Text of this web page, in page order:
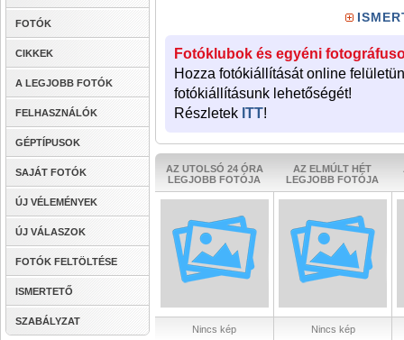
FOTÓK
CIKKEK
A LEGJOBB FOTÓK
FELHASZNÁLÓK
GÉPTÍPUSOK
SAJÁT FOTÓK
ÚJ VÉLEMÉNYEK
ÚJ VÁLASZOK
FOTÓK FELTÖLTÉSE
ISMERTETŐ
SZABÁLYZAT
Fotóklubok és egyéni
Hozza fotókiállítását online
fotókiállításunk lehetőségét!
Részletek ITT!
AZ UTOLSÓ 24 ÓRA
LEGJOBB FOTÓJA
AZ ELMÚLT HÉT
LEGJOBB FOTÓJA
Nincs kép Nincs kép